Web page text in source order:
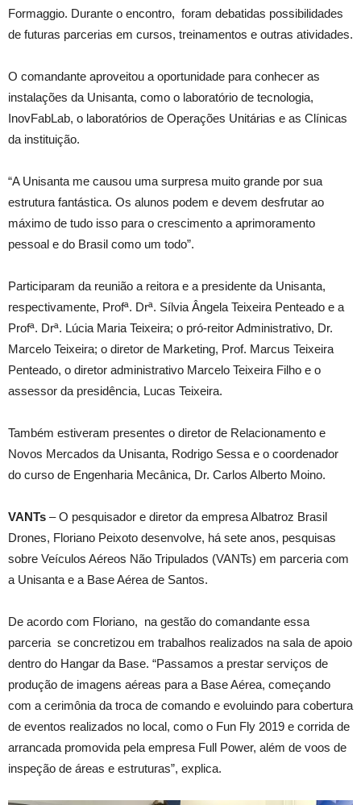
Formaggio. Durante o encontro, foram debatidas possibilidades
de futuras parcerias em cursos, treinamentos e outras atividades.
O comandante aproveitou a oportunidade para conhecer as
instalações da Unisanta, como o laboratório de tecnologia,
InovFabLab, o laboratórios de Operações Unitárias e as Clínicas
da instituição.
“A Unisanta me causou uma surpresa muito grande por sua
estrutura fantástica. Os alunos podem e devem desfrutar ao
máximo de tudo isso para o crescimento a aprimoramento
pessoal e do Brasil como um todo”.
Participaram da reunião a reitora e a presidente da Unisanta,
respectivamente, Profª. Drª. Sílvia Ângela Teixeira Penteado e a
Profª. Drª. Lúcia Maria Teixeira; o pró-reitor Administrativo, Dr.
Marcelo Teixeira; o diretor de Marketing, Prof. Marcus Teixeira
Penteado, o diretor administrativo Marcelo Teixeira Filho e o
assessor da presidência, Lucas Teixeira.
Também estiveram presentes o diretor de Relacionamento e
Novos Mercados da Unisanta, Rodrigo Sessa e o coordenador
do curso de Engenharia Mecânica, Dr. Carlos Alberto Moino.
VANTs – O pesquisador e diretor da empresa Albatroz Brasil
Drones, Floriano Peixoto desenvolve, há sete anos, pesquisas
sobre Veículos Aéreos Não Tripulados (VANTs) em parceria com
a Unisanta e a Base Aérea de Santos.
De acordo com Floriano, na gestão do comandante essa
parceria se concretizou em trabalhos realizados na sala de apoio
dentro do Hangar da Base. “Passamos a prestar serviços de
produção de imagens aéreas para a Base Aérea, começando
com a cerimônia da troca de comando e evoluindo para cobertura
de eventos realizados no local, como o Fun Fly 2019 e corrida de
arrancada promovida pela empresa Full Power, além de voos de
inspeção de áreas e estruturas”, explica.